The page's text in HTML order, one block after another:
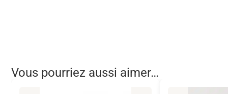
Vous pourriez aussi aimer…